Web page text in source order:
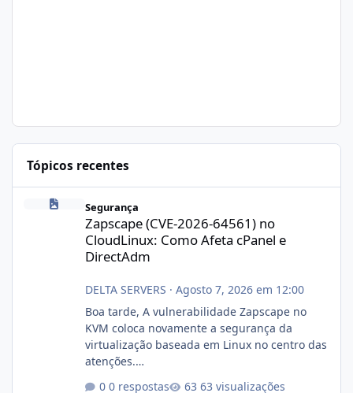
Tópicos recentes
Zapscape (CVE-2026-64561) no CloudLinux: Como Afeta cPanel
Segurança
Zapscape (CVE-2026-64561) no
CloudLinux: Como Afeta cPanel e
DirectAdm
DELTA SERVERS · Agosto 7, 2026 em 12:00
Boa tarde, A vulnerabilidade Zapscape no
KVM coloca novamente a segurança da
virtualização baseada em Linux no centro das
atenções.
0 respostas 63 visualizações